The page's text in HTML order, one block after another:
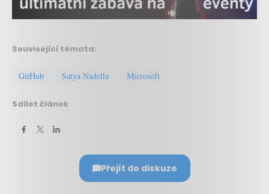
Související témata:
GitHub Satya Nadella Microsoft
Sdílet článek
Přejít do diskuze